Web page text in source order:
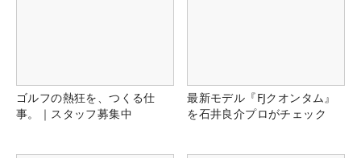
ゴルフの熱狂を、つくる仕
事。｜スタッフ募集中
最新モデル『FJクオンタム』
を石井良介プロがチェック